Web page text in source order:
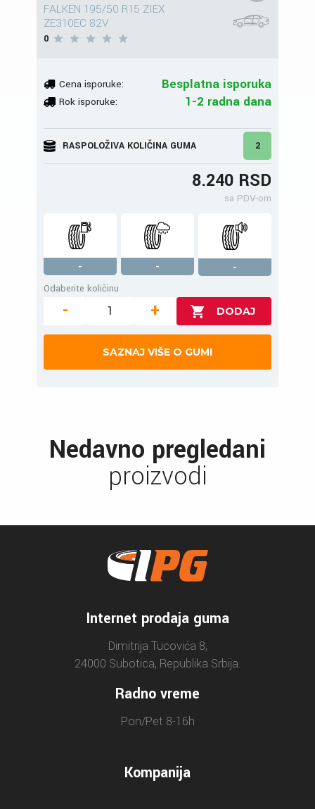
FALKEN 195/50 R15 ZIEX
ZE310EC 82V
0
Cena isporuke: Besplatna isporuka
Rok isporuke: 1-2 radna dana
RASPOLOŽIVA KOLIČINA GUMA 2
8.240 RSD
sa PDV-om
- -
-
Odaberite količinu
- +
SAZNAJ VIŠE O GUMI
Nedavno pregledani
proizvodi
Internet prodaja guma
Dimitrija Tucovića 8,
24000 Subotica, Republika Srbija.
Radno vreme
Pon/Pet 8-16h
Kompanija